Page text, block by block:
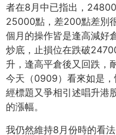
者在8月中已指出，
25000點，差200點差別
個月的操作皆是逢高減
炒底，止損位在跌破
升，逢高平倉後又回跌，
今天（0909）看來如是
經標題又爭相引述唱升港
的漲幅。
我仍然維持8月份時的看